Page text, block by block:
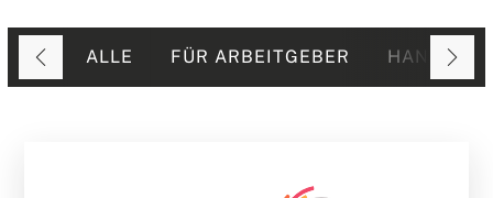
ALLE FÜR ARBEITGEBER HANDEL